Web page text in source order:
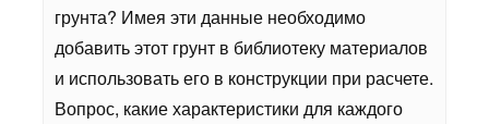
грунта? Имея эти данные необходимо
добавить этот грунт в библиотеку материалов
и использовать его в конструкции при расчете.
Вопрос, какие характеристики для каждого